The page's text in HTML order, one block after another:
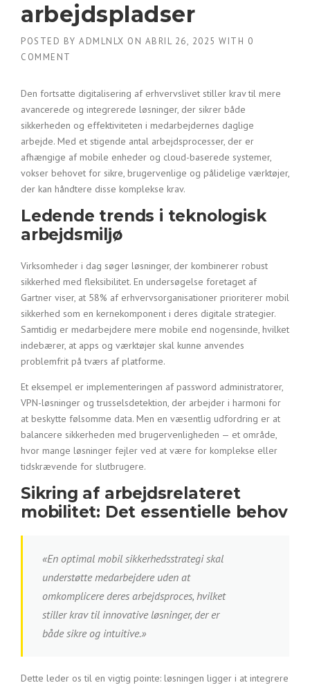
arbejdspladser
POSTED BY ADMLNLX ON ABRIL 26, 2025 WITH 0
COMMENT
Den fortsatte digitalisering af erhvervslivet stiller krav til mere
avancerede og integrerede løsninger, der sikrer både
sikkerheden og effektiviteten i medarbejdernes daglige
arbejde. Med et stigende antal arbejdsprocesser, der er
afhængige af mobile enheder og cloud-baserede systemer,
vokser behovet for sikre, brugervenlige og pålidelige værktøjer,
der kan håndtere disse komplekse krav.
Ledende trends i teknologisk
arbejdsmiljø
Virksomheder i dag søger løsninger, der kombinerer robust
sikkerhed med fleksibilitet. En undersøgelse foretaget af
Gartner viser, at 58% af erhvervsorganisationer prioriterer mobil
sikkerhed som en kernekomponent i deres digitale strategier.
Samtidig er medarbejdere mere mobile end nogensinde, hvilket
indebærer, at apps og værktøjer skal kunne anvendes
problemfrit på tværs af platforme.
Et eksempel er implementeringen af password administratorer,
VPN-løsninger og trusselsdetektion, der arbejder i harmoni for
at beskytte følsomme data. Men en væsentlig udfordring er at
balancere sikkerheden med brugervenligheden — et område,
hvor mange løsninger fejler ved at være for komplekse eller
tidskrævende for slutbrugere.
Sikring af arbejdsrelateret
mobilitet: Det essentielle behov
«En optimal mobil sikkerhedsstrategi skal
understøtte medarbejdere uden at
omkomplicere deres arbejdsproces, hvilket
stiller krav til innovative løsninger, der er
både sikre og intuitive.»
Dette leder os til en vigtig pointe: løsningen ligger i at integrere